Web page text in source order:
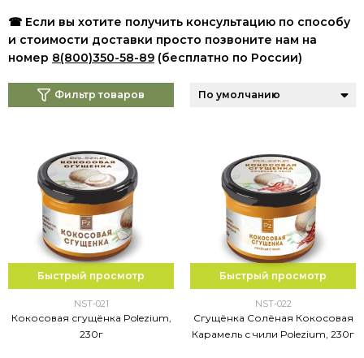
☎ Если вы хотите получить консультацию по способу
и стоимости доставки просто позвоните нам на
номер 8(800)350-58-89 (бесплатно по России)
Фильтр товаров
Быстрый просмотр
NST-021
Кокосовая сгущёнка Polezium,
230г
Быстрый просмотр
NST-022
Сгущёнка Солёная Кокосовая
Карамель с чили Polezium, 230г